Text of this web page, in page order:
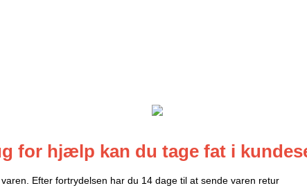
for hjælp kan du tage fat i
Efter fortrydelsen har du 14 dage til at sende varen retur